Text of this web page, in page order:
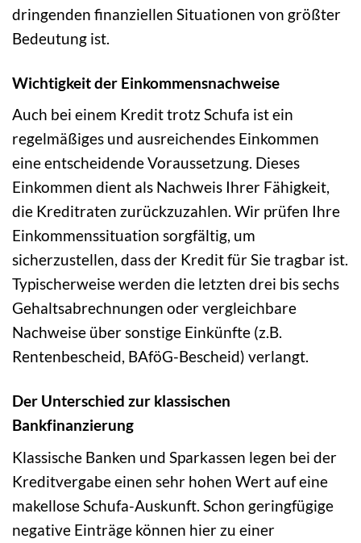
dringenden finanziellen Situationen von größter
Bedeutung ist.
Wichtigkeit der Einkommensnachweise
Auch bei einem Kredit trotz Schufa ist ein
regelmäßiges und ausreichendes Einkommen
eine entscheidende Voraussetzung. Dieses
Einkommen dient als Nachweis Ihrer Fähigkeit,
die Kreditraten zurückzuzahlen. Wir prüfen Ihre
Einkommenssituation sorgfältig, um
sicherzustellen, dass der Kredit für Sie tragbar ist.
Typischerweise werden die letzten drei bis sechs
Gehaltsabrechnungen oder vergleichbare
Nachweise über sonstige Einkünfte (z.B.
Rentenbescheid, BAföG-Bescheid) verlangt.
Der Unterschied zur klassischen
Bankfinanzierung
Klassische Banken und Sparkassen legen bei der
Kreditvergabe einen sehr hohen Wert auf eine
makellose Schufa-Auskunft. Schon geringfügige
negative Einträge können hier zu einer